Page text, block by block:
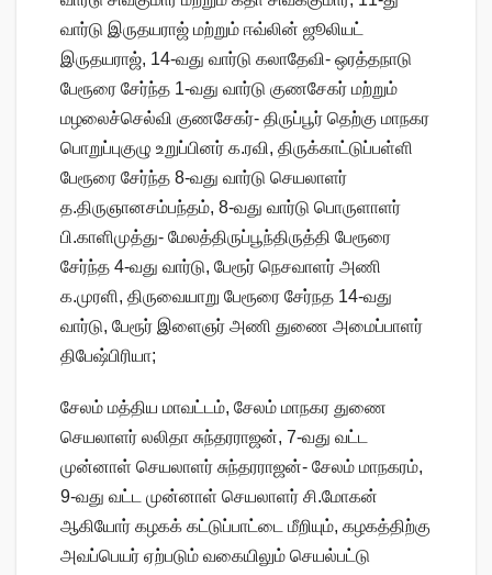
வார்டு இருதயராஜ் மற்றும் ஈவ்லின் ஜூலியட்
இருதயராஜ், 14-வது வார்டு கலாதேவி- ஒரத்தநாடு
பேரூரை சேர்ந்த 1-வது வார்டு குணசேகர் மற்றும்
மழலைச்செல்வி குணசேகர்- திருப்பூர் தெற்கு மாநகர
பொறுப்புகுழு உறுப்பினர் க.ரவி, திருக்காட்டுப்பள்ளி
பேரூரை சேர்ந்த 8-வது வார்டு செயலாளர்
த.திருஞானசம்பந்தம், 8-வது வார்டு பொருளாளர்
பி.காளிமுத்து- மேலத்திருப்பூந்திருத்தி பேரூரை
சேர்ந்த 4-வது வார்டு, பேரூர் நெசவாளர் அணி
க.முரளி, திருவையாறு பேரூரை சேர்நத 14-வது
வார்டு, பேரூர் இளைஞர் அணி துணை அமைப்பாளர்
திபேஷ்பிரியா;
சேலம் மத்திய மாவட்டம், சேலம் மாநகர துணை
செயலாளர் லலிதா சுந்தரராஜன், 7-வது வட்ட
முன்னாள் செயலாளர் சுந்தரராஜன்- சேலம் மாநகரம்,
9-வது வட்ட முன்னாள் செயலாளர் சி.மோகன்
ஆகியோர் கழகக் கட்டுப்பாட்டை மீறியும், கழகத்திற்கு
அவப்பெயர் ஏற்படும் வகையிலும் செயல்பட்டு